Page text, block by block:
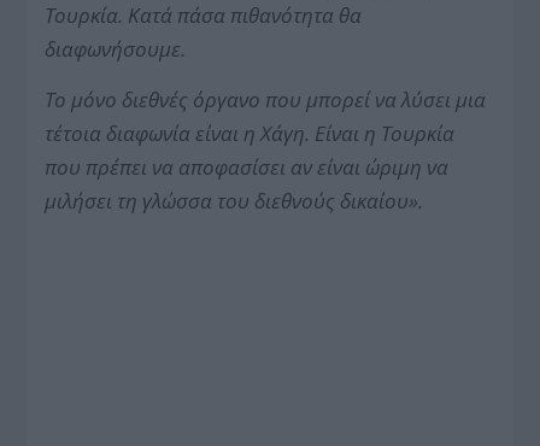
Τουρκία. Κατά πάσα πιθανότητα θα
διαφωνήσουμε.
Το μόνο διεθνές όργανο που μπορεί να λύσει μια
τέτοια διαφωνία είναι η Χάγη. Είναι η Τουρκία
που πρέπει να αποφασίσει αν είναι ώριμη να
μιλήσει τη γλώσσα του διεθνούς δικαίου».